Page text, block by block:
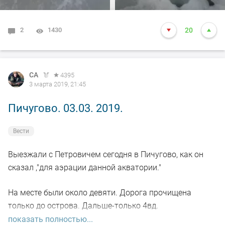
2 1430 20
СА
4395
3 марта 2019, 21:45
Пичугово. 03.03. 2019.
Вести
Выезжали с Петровичем сегодня в Пичугово, как он
сказал ,"для аэрации данной акватории."
На месте были около девяти. Дорога прочищена
только до острова. Дальше-только 4вд.
показать полностью...